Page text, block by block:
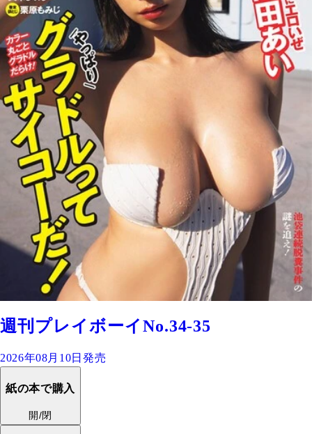
週刊プレイボーイNo.34-35
2026年08月10日発売
紙の本で購入
開/閉